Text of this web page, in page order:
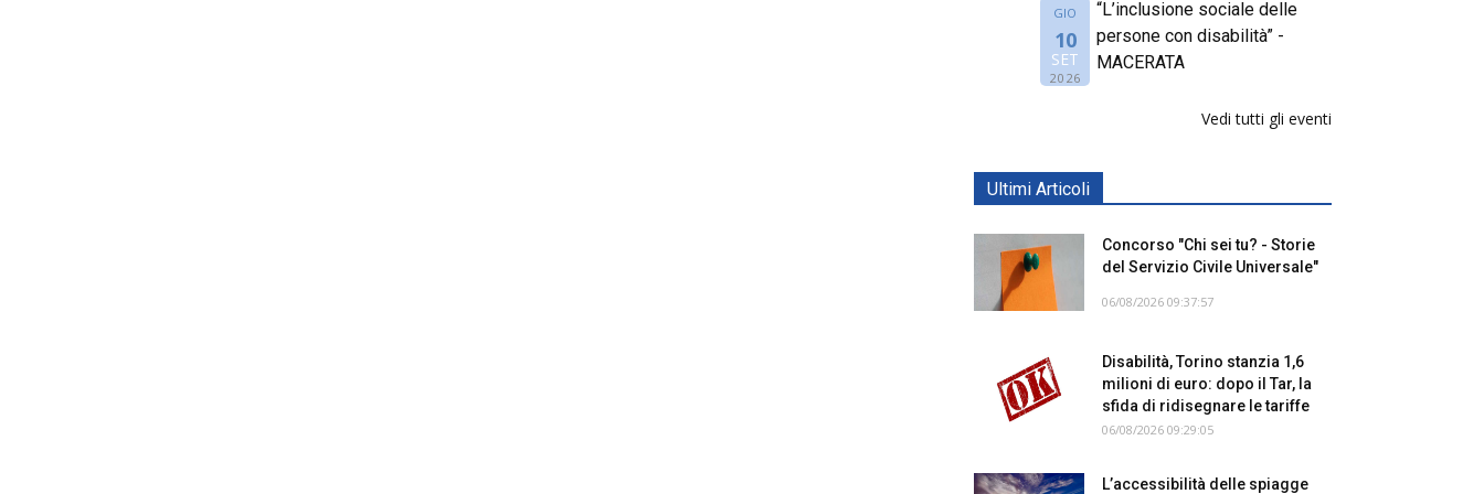
GIO
10
SET
2026
“L’inclusione sociale delle
persone con disabilità” -
MACERATA
Vedi tutti gli eventi
Ultimi Articoli
Concorso "Chi sei tu? - Storie
del Servizio Civile Universale"
06/08/2026 09:37:57
Disabilità, Torino stanzia 1,6
milioni di euro: dopo il Tar, la
sfida di ridisegnare le tariffe
06/08/2026 09:29:05
L’accessibilità delle spiagge